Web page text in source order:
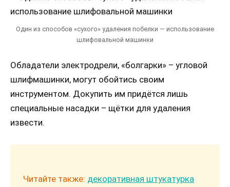
Один из способов «сухого» удаления побелки — использование
шлифовальной машинки
Обладатели электродрели, «болгарки» – угловой
шлифмашинки, могут обойтись своим
инструментом. Докупить им придётся лишь
специальные насадки – щётки для удаления
извести.
Читайте также: декоративная штукатурка